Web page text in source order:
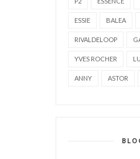
ESSIE BALEA
RIVALDELOOP
YVES ROCHER
ANNY ASTOR